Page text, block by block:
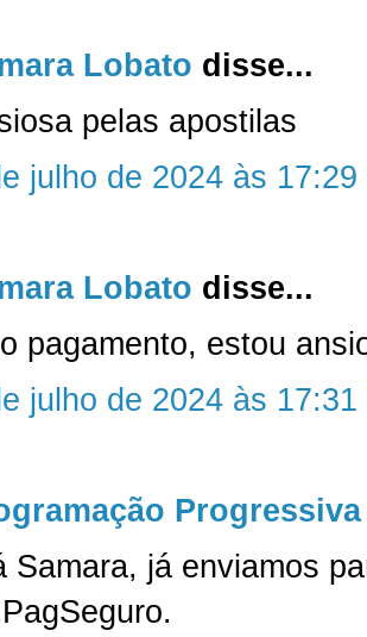
Lobato disse...
pelas apostilas
julho de 2024 às 17:29
Lobato disse...
pagamento, estou
julho de 2024 às 17:31
Progressiva
Samara, já enviamos